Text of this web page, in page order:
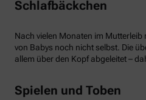
Schlafbäckchen
Nach vielen Monaten im
von Babys noch nicht selbst. Die
allem über den Kopf abgeleitet –
Spielen und Toben